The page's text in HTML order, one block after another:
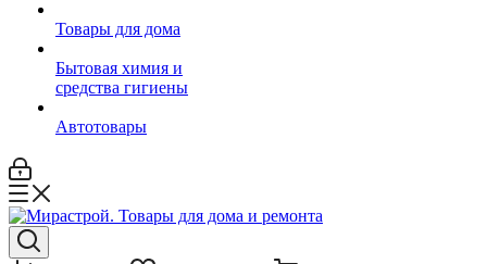
Товары для дома
Бытовая химия и
средства гигиены
Автотовары